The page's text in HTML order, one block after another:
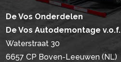
De Vos Onderdelen
De Vos Autodemontage v.o.f.
Waterstraat 30
6657 CP Boven-Leeuwen (NL)